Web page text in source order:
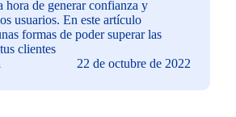
hora de generar confianza y
usuarios. En este artículo
formas de poder superar las
clientes
22 de octubre de 2022